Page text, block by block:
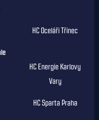
HC Oceláři Třinec
HC Energie Karlovy
Vary
HC Sparta Praha